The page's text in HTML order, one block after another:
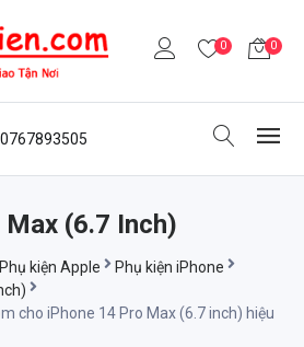
0 0
0767893505
(6.7 Inch)
Phụ kiện Apple
Phụ kiện iPhone
cho iPhone 14 Pro Max (6.7 inch) hiệu